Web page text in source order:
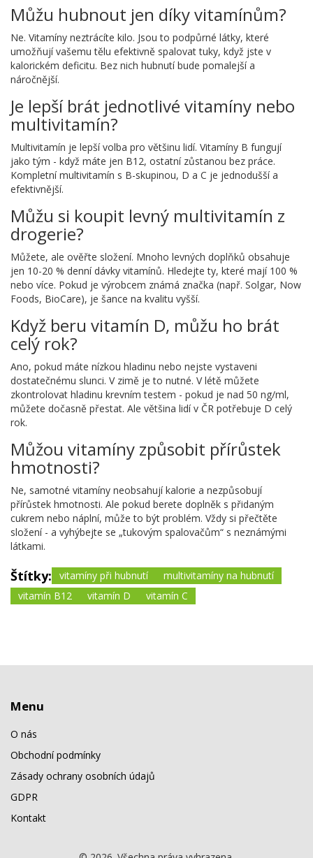
Můžu hubnout jen díky vitamínům?
Ne. Vitamíny neztrácíte kilo. Jsou to podpůrné látky, které
umožňují vašemu tělu efektivně spalovat tuky, když jste v
kalorickém deficitu. Bez nich hubnutí bude pomalejší a
náročnější.
Je lepší brát jednotlivé vitamíny nebo
multivitamín?
Multivitamín je lepší volba pro většinu lidí. Vitamíny B fungují
jako tým - když máte jen B12, ostatní zůstanou bez práce.
Kompletní multivitamín s B-skupinou, D a C je jednodušší a
efektivnější.
Můžu si koupit levný multivitamín z
drogerie?
Můžete, ale ověřte složení. Mnoho levných doplňků obsahuje
jen 10-20 % denní dávky vitamínů. Hledejte ty, které mají 100 %
nebo více. Pokud je výrobcem známá značka (např. Solgar, Now
Foods, BioCare), je šance na kvalitu vyšší.
Když beru vitamín D, můžu ho brát
celý rok?
Ano, pokud máte nízkou hladinu nebo nejste vystaveni
dostatečnému slunci. V zimě je to nutné. V létě můžete
zkontrolovat hladinu krevním testem - pokud je nad 50 ng/ml,
můžete dočasně přestat. Ale většina lidí v ČR potřebuje D celý
rok.
Můžou vitamíny způsobit přírůstek
hmotnosti?
Ne, samotné vitamíny neobsahují kalorie a nezpůsobují
přírůstek hmotnosti. Ale pokud berete doplněk s přidaným
cukrem nebo náplní, může to být problém. Vždy si přečtěte
složení - a vyhýbejte se „tukovým spalovačům“ s neznámými
látkami.
Štítky: vitamíny při hubnutí
multivitamíny na hubnutí
vitamín B12
vitamín D vitamín C
Menu
O nás
Obchodní podmínky
Zásady ochrany osobních údajů
GDPR
Kontakt